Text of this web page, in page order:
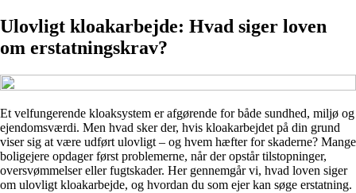
Ulovligt kloakarbejde: Hvad siger loven
om erstatningskrav?
Et velfungerende kloaksystem er afgørende for både sundhed, miljø og
ejendomsværdi. Men hvad sker der, hvis kloakarbejdet på din grund
viser sig at være udført ulovligt – og hvem hæfter for skaderne? Mange
boligejere opdager først problemerne, når der opstår tilstopninger,
oversvømmelser eller fugtskader. Her gennemgår vi, hvad loven siger
om ulovligt kloakarbejde, og hvordan du som ejer kan søge erstatning.